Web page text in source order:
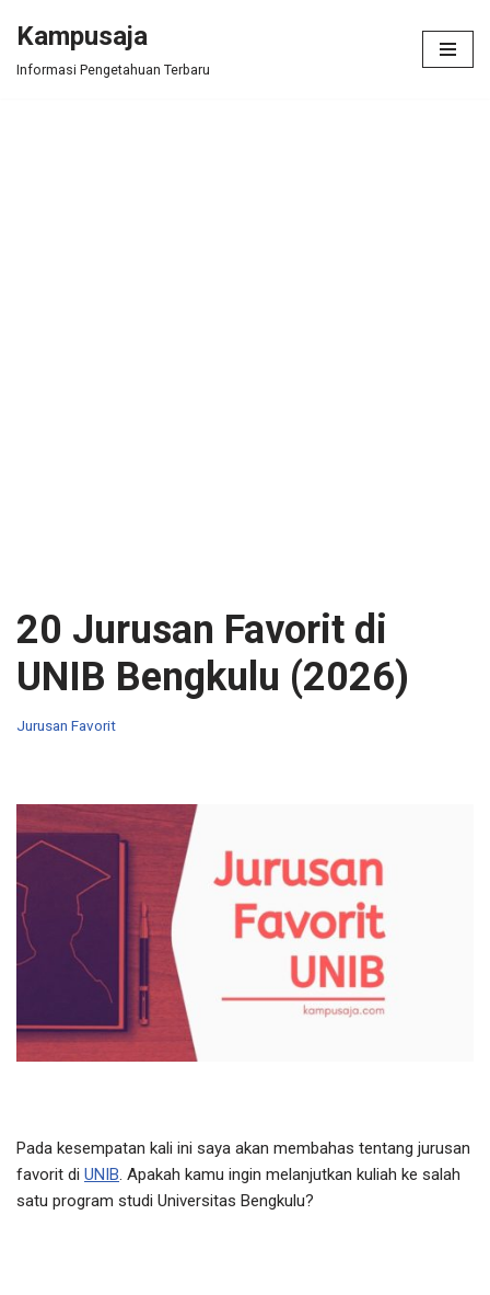
Skip
Kampusaja
Informasi Pengetahuan Terbaru
20 Jurusan Favorit di
UNIB Bengkulu (2026)
Jurusan Favorit
Pada kesempatan kali ini saya akan membahas tentang jurusan
favorit di UNIB. Apakah kamu ingin melanjutkan kuliah ke salah
satu program studi Universitas Bengkulu?